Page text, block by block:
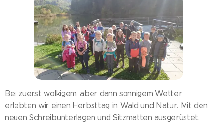
Bei zuerst wolkigem, aber dann sonnigem Wetter
erlebten wir einen Herbsttag in Wald und Natur. Mit den
neuen Schreibunterlagen und Sitzmatten ausgerüstet,